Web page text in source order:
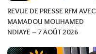
REVUE DE PRESSE RFM AVEC
MAMADOU MOUHAMED
NDIAYE – 7 AOÛT 2026